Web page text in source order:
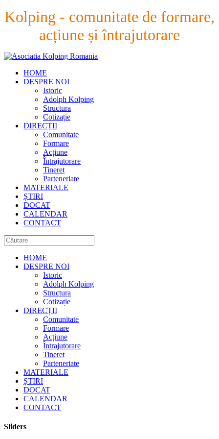
Kolping - comunitate de formare,
acțiune și întrajutorare
HOME
DESPRE NOI
Istoric
Adolph Kolping
Structura
Cotizație
DIRECȚII
Comunitate
Formare
Acțiune
Întrajutorare
Tineret
Parteneriate
MATERIALE
ȘTIRI
DOCAT
CALENDAR
CONTACT
HOME
DESPRE NOI
Istoric
Adolph Kolping
Structura
Cotizație
DIRECȚII
Comunitate
Formare
Acțiune
Întrajutorare
Tineret
Parteneriate
MATERIALE
ȘTIRI
DOCAT
CALENDAR
CONTACT
Sliders